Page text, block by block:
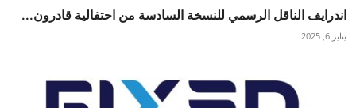
اندرايف الناقل الرسمي للنسخة السادسة من احتفالية قادرون...
يناير 6, 2025